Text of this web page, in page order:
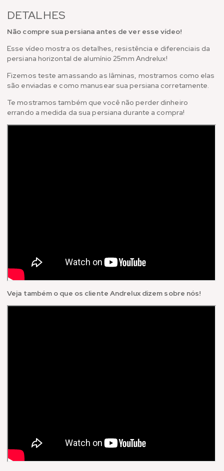
DETALHES
Não compre sua persiana antes de ver esse vídeo!
Esse vídeo mostra os detalhes, resistência e diferenciais da
persiana horizontal de alumínio 25mm Andrelux!
Fizemos teste amassando as lâminas, mostramos como elas
são enviadas e como manusear sua persiana corretamente.
Te mostramos também que você não perder dinheiro
errando a medida da sua persiana durante a compra!
Veja também o que os cliente Andrelux dizem sobre nós!